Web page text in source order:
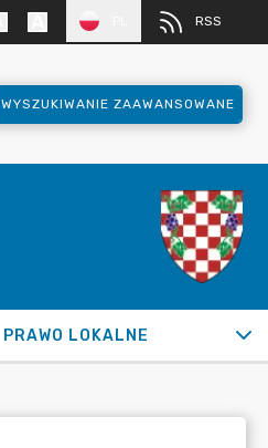
RSS
WYSZUKIWANIE ZAAWANSOWANE
PRAWO LOKALNE